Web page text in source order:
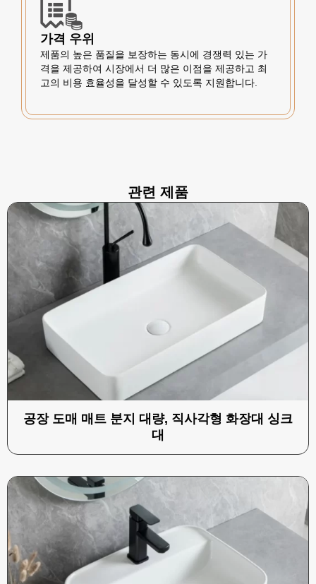
가격 우위
제품의 높은 품질을 보장하는 동시에 경쟁력 있는 가
격을 제공하여 시장에서 더 많은 이점을 제공하고 최
고의 비용 효율성을 달성할 수 있도록 지원합니다.
관련 제품
공장 도매 매트 분지 대량, 직사각형 화장대 싱크
대